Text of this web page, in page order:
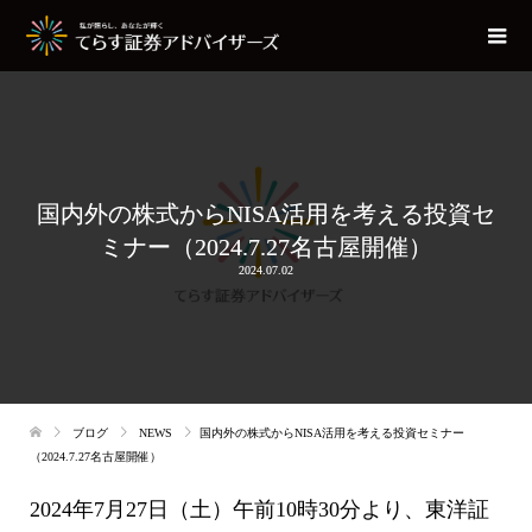
国内外の株式からNISA活用を考える投資セ
ミナー（2024.7.27名古屋開催）
2024.07.02
ブログ NEWS
国内外の株式からNISA活用を考える投資セミナー
（2024.7.27名古屋開催）
2024年7月27日（土）午前10時30分より、東洋証